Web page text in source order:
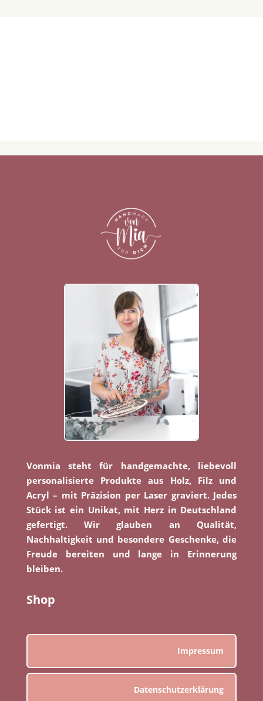
Vonmia steht für handgemachte, liebevoll
personalisierte Produkte aus Holz, Filz und
Acryl – mit Präzision per Laser graviert. Jedes
Stück ist ein Unikat, mit Herz in Deutschland
gefertigt. Wir glauben an Qualität,
Nachhaltigkeit und besondere Geschenke, die
Freude bereiten und lange in Erinnerung
bleiben.
Shop
Impressum
Datenschutzerklärung